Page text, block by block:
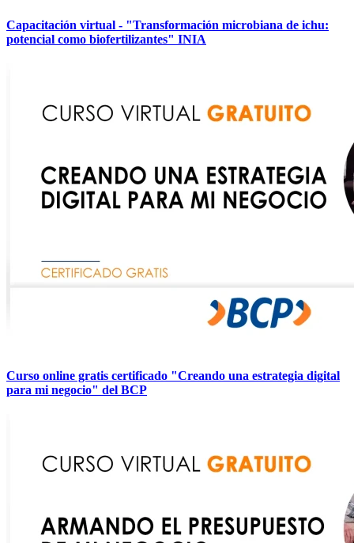
Capacitación virtual - "Transformación microbiana de ichu:
potencial como biofertilizantes" INIA
Curso online gratis certificado "Creando una estrategia digital
para mi negocio" del BCP